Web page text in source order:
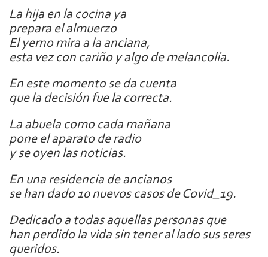
La hija en la cocina ya
prepara el almuerzo
El yerno mira a la anciana,
esta vez con cariño y algo de melancolía.
En este momento se da cuenta
que la decisión fue la correcta.
La abuela como cada mañana
pone el aparato de radio
y se oyen las noticias.
En una residencia de ancianos
se han dado 10 nuevos casos de Covid_19.
Dedicado a todas aquellas personas que
han perdido la vida sin tener al lado sus seres
queridos.